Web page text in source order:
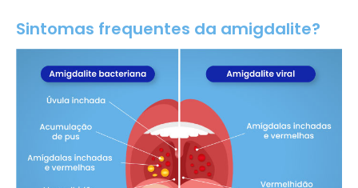
Sintomas frequentes da amigdalite?